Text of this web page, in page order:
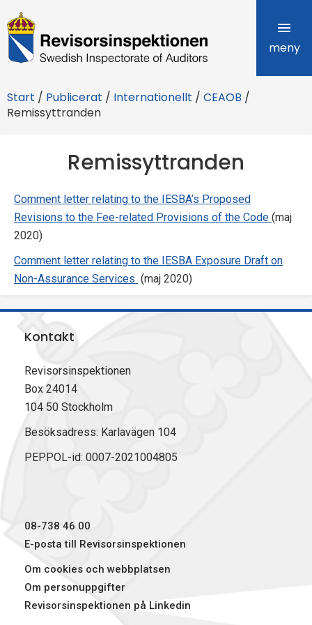
R
e
i
s
n
s
meny
Start / Publicerat / Internationellt / CEAOB /
Remissyttranden
Remissyttranden
Comment letter relating to the IESBA’s Proposed
Revisions to the Fee-related Provisions of the Code (maj
2020)
Comment letter relating to the IESBA Exposure Draft on
Non-Assurance Services (maj 2020)
Kontakt
Revisorsinspektionen
Box 24014
104 50 Stockholm
Besöksadress: Karlavägen 104
PEPPOL-id: 0007-2021004805
08-738 46 00
E-posta till Revisorsinspektionen
Om cookies och webbplatsen
Om personuppgifter
Revisorsinspektionen på Linkedin